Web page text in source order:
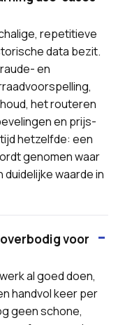
repetitieve
data bezit.
en
het routeren
en prijs-
hetzelfde: een
genomen waar
waarde in
voor
al goed doen,
handvol keer per
geen schone,